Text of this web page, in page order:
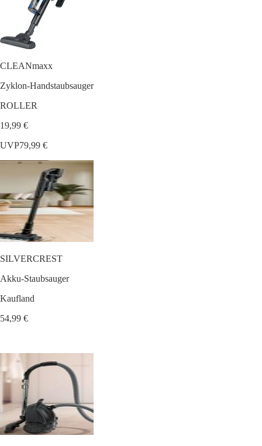
CLEANmaxx
Zyklon-Handstaubsauger
ROLLER
19,99 €
UVP79,99 €
SILVERCREST
Akku-Staubsauger
Kaufland
54,99 €